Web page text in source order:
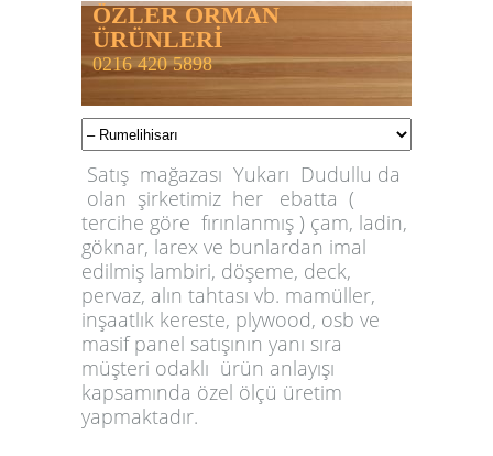
ÖZLER ORMAN
ÜRÜNLERİ
0216 420 5898
Satış mağazası Yukarı Dudullu da
olan şirketimiz her ebatta (
tercihe göre fırınlanmış ) çam, ladin,
göknar, larex ve bunlardan imal
edilmiş lambiri, döşeme, deck,
pervaz, alın tahtası vb. mamüller,
inşaatlık kereste, plywood, osb ve
masif panel satışının yanı sıra
müşteri odaklı ürün anlayışı
kapsamında özel ölçü üretim
yapmaktadır.